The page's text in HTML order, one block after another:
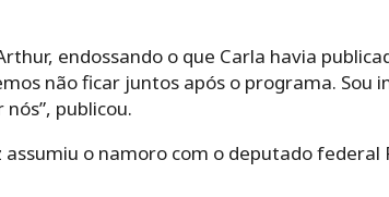
endossando o que Carla havia
não ficar juntos após o programa. Sou
publicou.
o namoro com o deputado federal